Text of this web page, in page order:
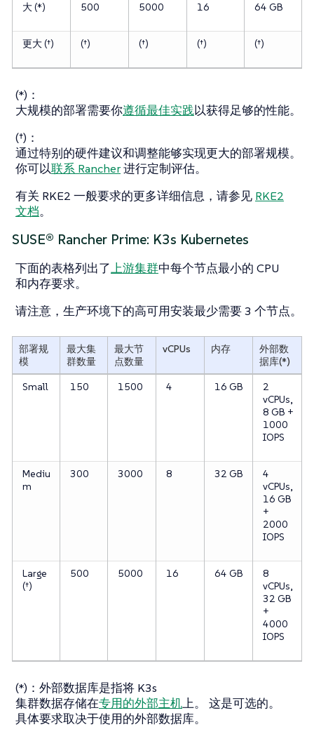
大 (*) 500 5000 16 64 GB
更大 (†) (†) (†) (†) (†)
(*)：
大规模的部署需要你遵循最佳实践以获得足够的性能。
(†)：
通过特别的硬件建议和调整能够实现更大的部署规模。
你可以联系 Rancher进行定制评估。
有关 RKE2 一般要求的更多详细信息，请参见 RKE2
文档。
SUSE® Rancher Prime: K3s Kubernetes
下面的表格列出了上游集群中每个节点最小的 CPU
和内存要求。
请注意，生产环境下的高可用安装最少需要 3 个节点。
部署规
模
最大集
群数量
最大节
点数量
vCPUs 内存
外部数
据库(*)
Small
150 1500 4 16 GB
2
vCPUs,
8 GB +
1000
IOPS
Mediu
m
300 3000 8 32 GB
4
vCPUs,
16 GB
+
2000
IOPS
Large
(†)
500 5000 16 64 GB
8
vCPUs,
32 GB
+
4000
IOPS
(*)：外部数据库是指将 K3s
集群数据存储在专用的外部主机上。 这是可选的。
具体要求取决于使用的外部数据库。